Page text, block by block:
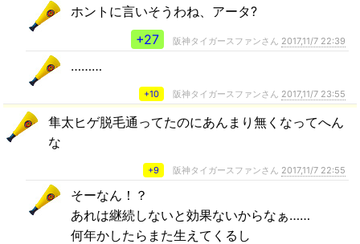
ホントに言いそうわね、アータ?
+27
阪神タイガースファンさん 2017,11/7 22:39
………
+10 阪神タイガースファンさん 2017,11/7 23:55
隼太ヒゲ脱毛通ってたのにあんまり無くなってへん
な
+9 阪神タイガースファンさん 2017,11/7 22:55
そーなん！？
あれは継続しないと効果ないからなぁ……
何年かしたらまた生えてくるし